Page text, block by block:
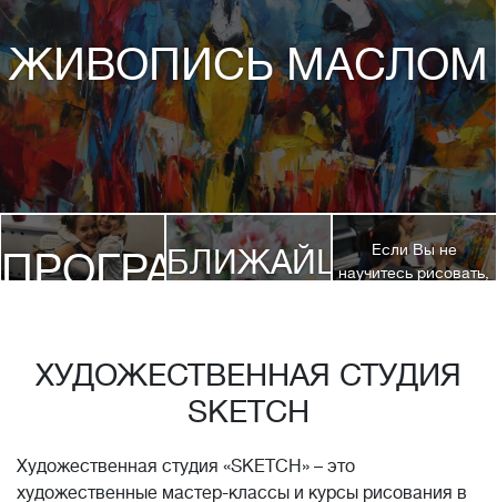
ЖИВОПИСЬ МАСЛОМ
ПРОГРАММЫ
БЛИЖАЙШИЕЕсли Вы не
научитесь рисовать,
стоимость обучения!*
ХУДОЖЕСТВЕННАЯ СТУДИЯ
SKETCH
Художественная студия «SKETCH» – это
художественные мастер-классы и курсы рисования в